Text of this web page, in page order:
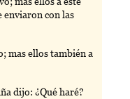
enviaron con las
mas ellos también a
dijo: ¿Qué haré?